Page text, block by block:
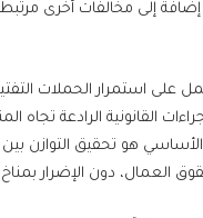
إلى مخالفات أخرى
على استمرار الحملات
القانونية الرادعة تجاه
هو تحقيق التوازن
العمال، دون الإضرار بمناخ